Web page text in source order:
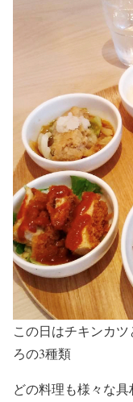
この日はチキンカ
ろの3種類
どの料理も様々な